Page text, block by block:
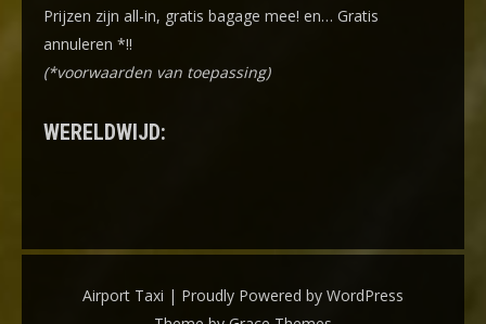
Prijzen zijn all-in, gratis bagage mee! en… Gratis
annuleren *!!
(*voorwaarden van toepassing)
WERELDWIJD:
Airport Taxi | Proudly Powered by WordPress